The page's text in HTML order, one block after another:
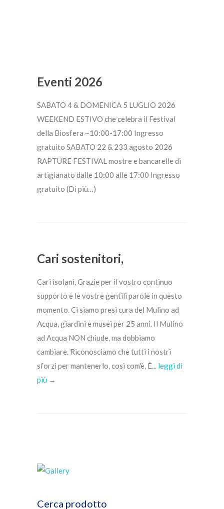
Eventi 2026
SABATO 4 & DOMENICA 5 LUGLIO 2026
WEEKEND ESTIVO che celebra il Festival
della Biosfera ~10:00-17:00 Ingresso
gratuito SABATO 22 & 233 agosto 2026
RAPTURE FESTIVAL mostre e bancarelle di
artigianato dalle 10:00 alle 17:00 Ingresso
gratuito (Di più…)
Cari sostenitori,
Cari isolani, Grazie per il vostro continuo
supporto e le vostre gentili parole in questo
momento. Ci siamo presi cura del Mulino ad
Acqua, giardini e musei per 25 anni. Il Mulino
ad Acqua NON chiude, ma dobbiamo
cambiare. Riconosciamo che tutti i nostri
sforzi per mantenerlo, così com'è, È... leggi di
più →
Cerca prodotto